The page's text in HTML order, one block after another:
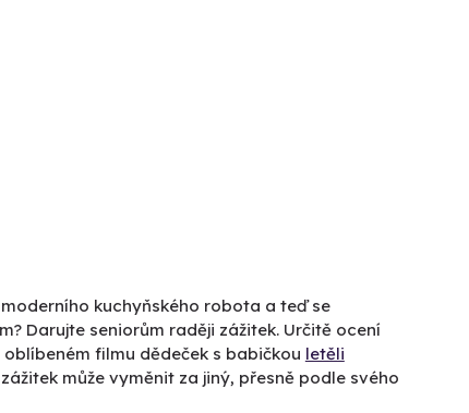
kuchyňského robota a teď se
Darujte seniorům raději zážitek. Určitě ocení
filmu dědeček s babičkou letěli
může vyměnit za jiný, přesně podle svého